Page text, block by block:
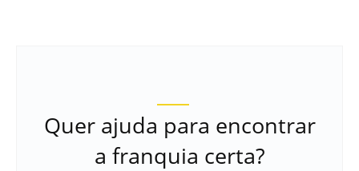
Quer ajuda para encontrar
a franquia certa?